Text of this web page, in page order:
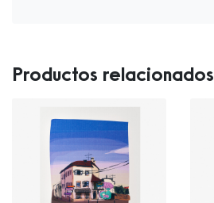
Productos relacionados